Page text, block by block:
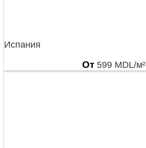
Испания
От 599 MDL/м²